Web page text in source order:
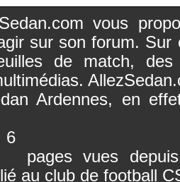
vous
sur son forum.
de match, des
Ardennes, en
pages vues
au club de football